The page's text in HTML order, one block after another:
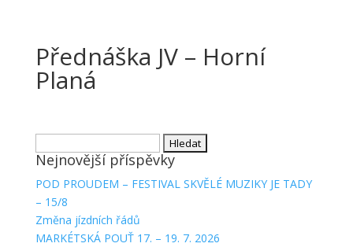
Přednáška JV – Horní
Planá
Nejnovější příspěvky
POD PROUDEM – FESTIVAL SKVĚLÉ MUZIKY JE TADY
– 15/8
Změna jízdních řádů
MARKÉTSKÁ POUŤ 17. – 19. 7. 2026